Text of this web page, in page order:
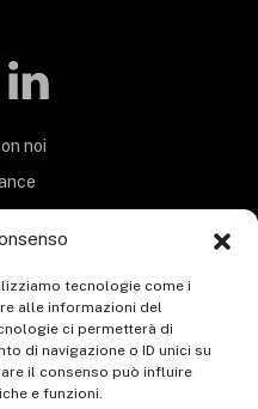
tecnologie come i
alle informazioni del
ci permetterà di
di navigazione o ID unici su
il consenso può influire
e funzioni.
noi